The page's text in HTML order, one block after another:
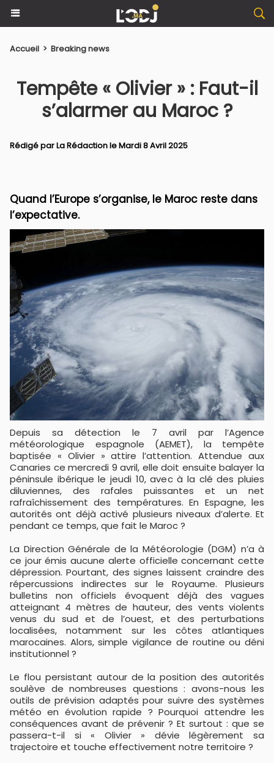
Accueil > Breaking news
Tempête « Olivier » : Faut-il
s’alarmer au Maroc ?
Rédigé par La Rédaction le Mardi 8 Avril 2025
Quand l’Europe s’organise, le Maroc reste dans
l’expectative.
Depuis sa détection le 7 avril par l’Agence
météorologique espagnole (AEMET), la tempête
baptisée « Olivier » attire l’attention. Attendue aux
Canaries ce mercredi 9 avril, elle doit ensuite balayer la
péninsule ibérique le jeudi 10, avec à la clé des pluies
diluviennes, des rafales puissantes et un net
rafraîchissement des températures. En Espagne, les
autorités ont déjà activé plusieurs niveaux d’alerte. Et
pendant ce temps, que fait le Maroc ?
La Direction Générale de la Météorologie (DGM) n’a à
ce jour émis aucune alerte officielle concernant cette
dépression. Pourtant, des signes laissent craindre des
répercussions indirectes sur le Royaume. Plusieurs
bulletins non officiels évoquent déjà des vagues
atteignant 4 mètres de hauteur, des vents violents
venus du sud et de l’ouest, et des perturbations
localisées, notamment sur les côtes atlantiques
marocaines. Alors, simple vigilance de routine ou déni
institutionnel ?
Le flou persistant autour de la position des autorités
soulève de nombreuses questions : avons-nous les
outils de prévision adaptés pour suivre des systèmes
météo en évolution rapide ? Pourquoi attendre les
conséquences avant de prévenir ? Et surtout : que se
passera-t-il si « Olivier » dévie légèrement sa
trajectoire et touche effectivement notre territoire ?